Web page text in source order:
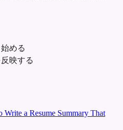
める
映する
a Resume Summary That